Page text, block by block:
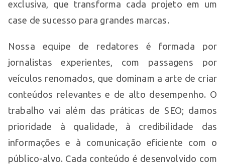
exclusiva, que transforma cada projeto em um
case de sucesso para grandes marcas.
Nossa equipe de redatores é formada por
jornalistas experientes, com passagens por
veículos renomados, que dominam a arte de criar
conteúdos relevantes e de alto desempenho. O
trabalho vai além das práticas de SEO; damos
prioridade à qualidade, à credibilidade das
informações e à comunicação eficiente com o
público-alvo. Cada conteúdo é desenvolvido com